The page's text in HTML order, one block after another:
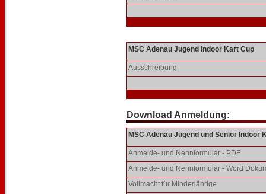
MSC Adenau Jugend Indoor Kart Cup
Ausschreibung
Download Anmeldung:
MSC Adenau Jugend und Senior Indoor
Anmelde- und Nennformular - PDF
Anmelde- und Nennformular - Word
Vollmacht für Minderjährige